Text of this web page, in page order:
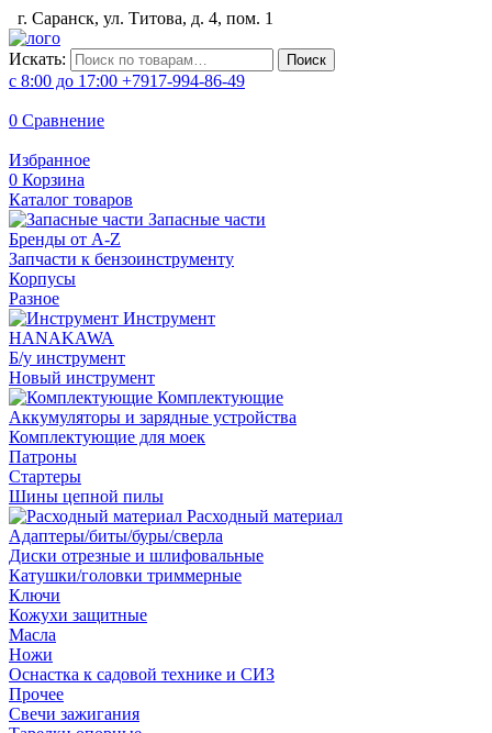
г. Саранск, ул. Титова, д. 4, пом. 1
Искать: Поиск
с 8:00 до 17:00 +7917-994-86-49
0 Сравнение
Избранное
0 Корзина
Каталог товаров
Запасные части
Бренды от A-Z
Запчасти к бензоинструменту
Корпусы
Разное
Инструмент
HANAKAWA
Б/у инструмент
Новый инструмент
Комплектующие
Аккумуляторы и зарядные устройства
Комплектующие для моек
Патроны
Стартеры
Шины цепной пилы
Расходный материал
Адаптеры/биты/буры/сверла
Диски отрезные и шлифовальные
Катушки/головки триммерные
Ключи
Кожухи защитные
Масла
Ножи
Оснастка к садовой технике и СИЗ
Прочее
Свечи зажигания